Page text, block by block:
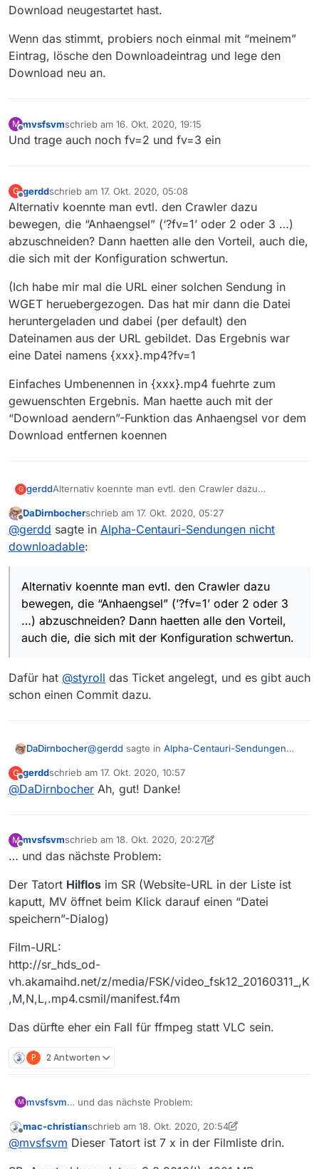
Download neugestartet hast.
Wenn das stimmt, probiers noch einmal mit “meinem”
Eintrag, lösche den Downloadeintrag und lege den
Download neu an.
M
Offline
mvsfsvmschrieb am 16. Okt. 2020, 19:15
zuletzt editiert von
Und trage auch noch fv=2 und fv=3 ein
G
Offline
gerddschrieb am 17. Okt. 2020, 05:08
zuletzt editiert von
Alternativ koennte man evtl. den Crawler dazu
bewegen, die “Anhaengsel” (‘?fv=1’ oder 2 oder 3 …)
abzuschneiden? Dann haetten alle den Vorteil, auch die,
die sich mit der Konfiguration schwertun.
(Ich habe mir mal die URL einer solchen Sendung in
WGET heruebergezogen. Das hat mir dann die Datei
heruntergeladen und dabei (per default) den
Dateinamen aus der URL gebildet. Das Ergebnis war
eine Datei namens {xxx}.mp4?fv=1
Einfaches Umbenennen in {xxx}.mp4 fuehrte zum
gewuenschten Ergebnis. Man haette auch mit der
“Download aendern”-Funktion das Anhaengsel vor dem
Download entfernen koennen
G gerddAlternativ koennte man evtl. den Crawler dazu
abzuschneiden? Dann haetten alle den Vorteil, auch die,
die sich mit der Konfiguration schwertun.
(Ich habe mir mal die URL einer solchen Sendung in
WGET heruebergezogen. Das hat mir dann die Datei
heruntergeladen und dabei (per default) den
Einfaches Umbenennen in {xxx}.mp4 fuehrte zum
Download entfernen koennen
Offline
DaDirnbocherschrieb am 17. Okt. 2020, 05:27
zuletzt editiert von
@gerdd sagte in Alpha-Centauri-Sendungen nicht
downloadable:
Alternativ koennte man evtl. den Crawler dazu
bewegen, die “Anhaengsel” (’?fv=1’ oder 2 oder 3
…) abzuschneiden? Dann haetten alle den Vorteil,
auch die, die sich mit der Konfiguration schwertun.
Dafür hat @styroll das Ticket angelegt, und es gibt auch
schon einen Commit dazu.
DaDirnbocher@gerdd sagte in Alpha-Centauri-Sendungen
Alternativ koennte man evtl. den Crawler
mit der Konfiguration schwertun.
G
Offline
gerddschrieb am 17. Okt. 2020, 10:57
zuletzt editiert von
@DaDirnbocher Ah, gut! Danke!
M
Offline
mvsfsvmschrieb am 18. Okt. 2020, 20:27
zuletzt editiert von mvsfsvm
… und das nächste Problem:
Der Tatort Hilflos im SR (Website-URL in der Liste ist
kaputt, MV öffnet beim Klick darauf einen “Datei
speichern”-Dialog)
Film-URL:
http://sr_hds_od-
vh.akamaihd.net/z/media/FSK/video_fsk12_20160311_,K
,M,N,L,.mp4.csmil/manifest.f4m
Das dürfte eher ein Fall für ffmpeg statt VLC sein.
P 2 Antworten
M mvsfsvm… und das nächste Problem:
Der TatortHilflosim SR (Website-URL in der Liste ist
kaputt, MV öffnet beim Klick darauf einen “Datei
Offline
mac-christianschrieb am 18. Okt. 2020, 20:54
zuletzt editiert von mac-christian
@mvsfsvm Dieser Tatort ist 7 x in der Filmliste drin.